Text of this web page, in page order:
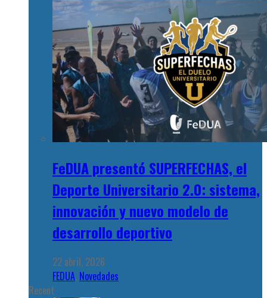
FeDUA presentó SUPERFECHAS, el
Deporte Universitario 2.0: sistema,
innovación y nuevo modelo de
desarrollo deportivo
22 abril, 2026
FEDUA, Novedades
Recent